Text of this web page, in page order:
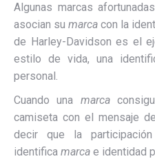
Algunas marcas
asocian su marca con la
de Harley-Davidson es el
estilo de vida, una
personal.
Cuando una marca
camiseta con el mensaje
decir que la
identifica marca e identidad